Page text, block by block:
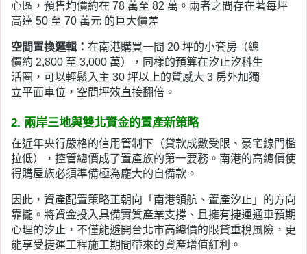
心區，預售均價約在 78 萬至 82 萬。兩者之間存在著每坪
高達 50 至 70 萬元 的巨大價差
空間置換邏輯 ： 在南港購買一間 20 坪的小套房（總
價約 2,800 至 3,000 萬），同樣的預算在汐止汐科生
活圈，可以輕鬆入主 30 坪以上的質感大 3 房外加獨
立平面車位，空間坪效直接翻倍。
2. 兩岸三地與雙北資金的置產新策略
在近年央行嚴格的信用管制下（貸款成數受限、豪宅線門檻
拉低），控管總價成了置產族的第一要務。南港的高總價使
得購屋族必須準備極為龐大的自備款。
因此，資產配置策略正朝向「南港領航、置產汐止」的方向
靠攏。將資金投入具備實質產業支撐、且擁有捷運通車預期
心理的汐止，不僅能避開台北市高總價的限貸重稅風險，更
能享受捷運工程施工期間帶來的資產增值紅利。